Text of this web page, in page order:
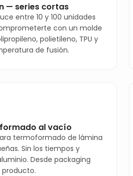
— series cortas
entre 10 y 100 unidades
con un molde
polietileno, TPU y
de fusión.
al vacío
termoformado de lámina
Sin los tiempos y
Desde packaging